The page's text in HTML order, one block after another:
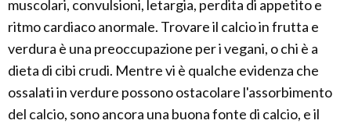
muscolari, convulsioni, letargia, perdita di appetito e
ritmo cardiaco anormale. Trovare il calcio in frutta e
verdura è una preoccupazione per i vegani, o chi è a
dieta di cibi crudi. Mentre vi è qualche evidenza che
ossalati in verdure possono ostacolare l'assorbimento
del calcio, sono ancora una buona fonte di calcio, e il